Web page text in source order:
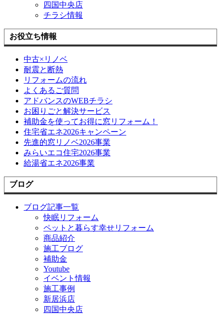
四国中央店
チラシ情報
お役立ち情報
中古×リノベ
耐震と断熱
リフォームの流れ
よくあるご質問
アドバンスのWEBチラシ
お困りごと解決サービス
補助金を使ってお得に窓リフォーム！
住宅省エネ2026キャンペーン
先進的窓リノベ2026事業
みらいエコ住宅2026事業
給湯省エネ2026事業
ブログ
ブログ記事一覧
快眠リフォーム
ペットと暮らす幸せリフォーム
商品紹介
施工ブログ
補助金
Youtube
イベント情報
施工事例
新居浜店
四国中央店